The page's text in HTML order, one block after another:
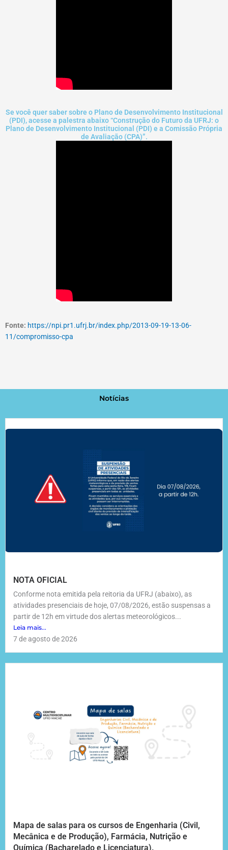
Se você quer saber sobre o Plano de Desenvolvimento Institucional
(PDI), acesse a palestra abaixo “Construção do Futuro da UFRJ: o
Plano de Desenvolvimento Institucional (PDI) e a Comissão Própria
de Avaliação (CPA)”.
Fonte: https://npi.pr1.ufrj.br/index.php/2013-09-19-13-06-
11/compromisso-cpa
Notícias
NOTA OFICIAL
Conforme nota emitida pela reitoria da UFRJ (abaixo), as
atividades presenciais de hoje, 07/08/2026, estão suspensas a
partir de 12h em virtude dos alertas meteorológicos...
Leia mais...
7 de agosto de 2026
Mapa de salas para os cursos de Engenharia (Civil,
Mecânica e de Produção), Farmácia, Nutrição e
Química (Bacharelado e Licenciatura).